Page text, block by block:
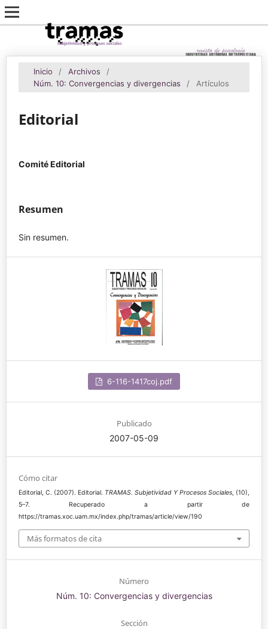
Inicio / Archivos
/
Núm. 10: Convergencias y divergencias
/ Artículos
Editorial
Comité Editorial
Resumen
Sin resumen.
6-116-1417coj.pdf
Publicado
2007-05-09
Cómo citar
Editorial, C. (2007). Editorial. TRAMAS. Subjetividad Y Procesos Sociales, (10),
5–7. Recuperado a partir de
https://tramas.xoc.uam.mx/index.php/tramas/article/view/190
Más formatos de cita
Número
Núm. 10: Convergencias y divergencias
Sección